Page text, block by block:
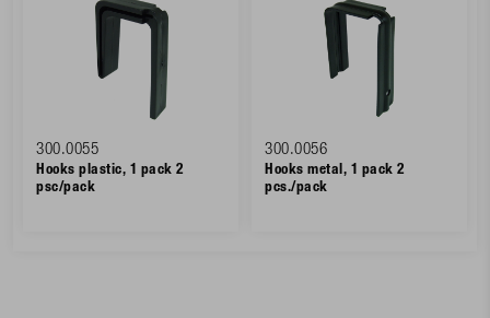
300.0055
Hooks plastic, 1 pack 2
psc/pack
300.0056
Hooks metal, 1 pack 2
pcs./pack